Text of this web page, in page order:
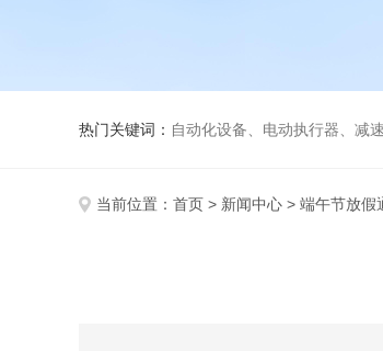
热门关键词： 自动化设备、电动执行器、减
当前位置： 首页 > 新闻中心 > 端午节放假